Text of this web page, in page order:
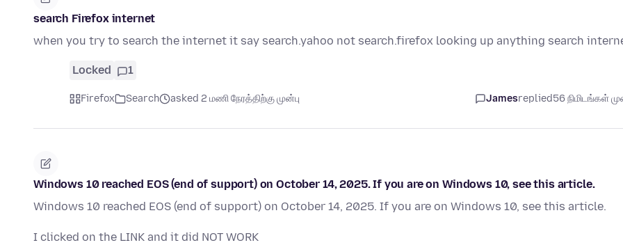
search Firefox internet
when you try to search the internet it say search.yahoo not search.firefox looking up anything search
Locked 1
Firefox Search asked 2 மணி நேரத்திற்கு முன்பு Jamesreplied56 நிமிடங்கள்
Windows 10 reached EOS (end of support) on October 14, 2025. If you are on Windows 10, see this article.
Windows 10 reached EOS (end of support) on October 14, 2025. If you are on Windows 10, see this article.
I clicked on the LINK and it did NOT WORK